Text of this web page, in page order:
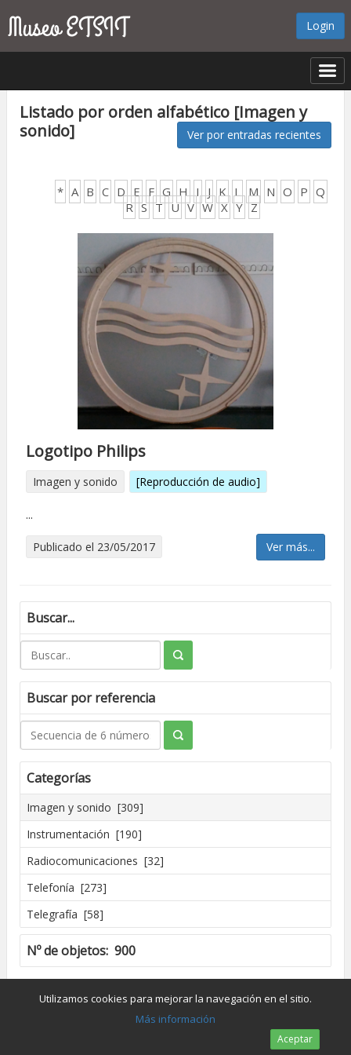
Login
Listado por orden alfabético [Imagen y
sonido]
Ver por entradas recientes
* A B C D E F G H I J K L M N O P Q
R S T U V W X Y Z
Logotipo Philips
Imagen y sonido [Reproducción de audio]
...
Publicado el 23/05/2017 Ver más...
Buscar...
Buscar por referencia
Categorías
Imagen y sonido [309]
Instrumentación [190]
Radiocomunicaciones [32]
Telefonía [273]
Telegrafía [58]
Nº de objetos: 900
Creado por José Madrid [2016]
Dpto. de Conservación y Restauración de Bienes Culturales - UPV
Utilizamos cookies para mejorar la navegación en el sitio.
Más información
Aceptar